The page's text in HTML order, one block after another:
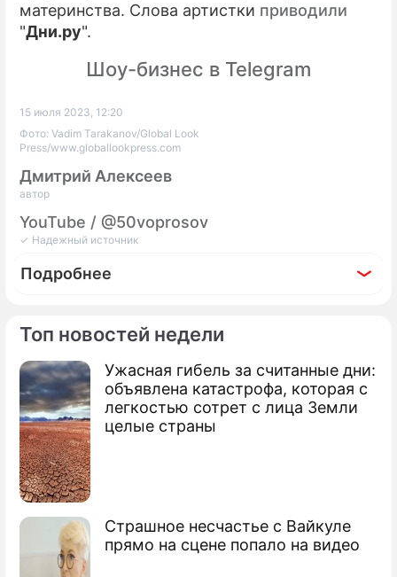
Топ новостей недели
Ужасная гибель за считанные дни:
объявлена катастрофа, которая с
легкостью сотрет с лица Земли
целые страны
Страшное несчастье с Вайкуле
прямо на сцене попало на видео
материнства. Слова артистки приводили
"Дни.ру".
Шоу-бизнес в Telegram
15 июля 2023, 12:20
Фото: Vadim Tarakanov/Global Look
Press/www.globallookpress.com
Дмитрий Алексеев
автор
YouTube / @50voprosov
✓ Надежный источник
Подробнее
Фоторепортаж
Кети Топурия похвалилась подросшей
дочерью